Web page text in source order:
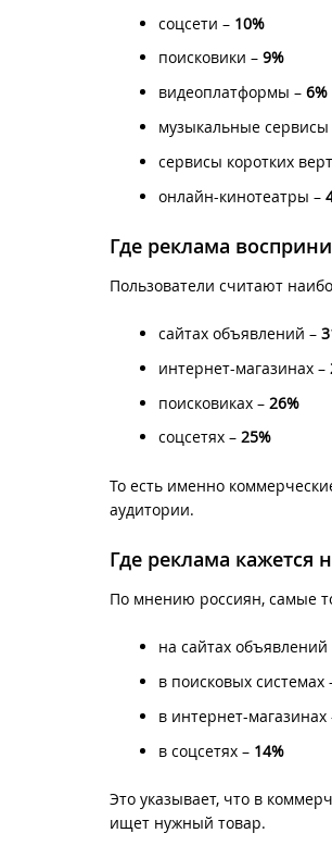
соцсети – 10%
поисковики – 9%
видеоплатформы – 6%
музыкальные сервисы
сервисы коротких
онлайн-кинотеатры –
Где реклама
Пользователи считают
сайтах объявлений –
интернет-магазинах –
поисковиках – 26%
соцсетях – 25%
То есть именно
аудитории.
Где реклама кажется
По мнению россиян, самые
на сайтах объявлений
в поисковых системах
в интернет-магазинах
в соцсетях – 14%
Это указывает, что в
ищет нужный товар.